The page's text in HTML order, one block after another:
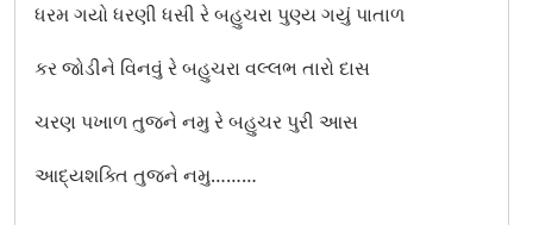
ધરમ ગયો ધરણી ધસી રે બહુચરા પુણ્ય ગયું પાતાળ
કર જોડીને વિનવું રે બહુચરા વલ્લભ તારો દાસ
ચરણ પખાળ તુજને નમુ રે બહુચર પુરી આસ
આદ્યશક્તિ તુજને નમુ………